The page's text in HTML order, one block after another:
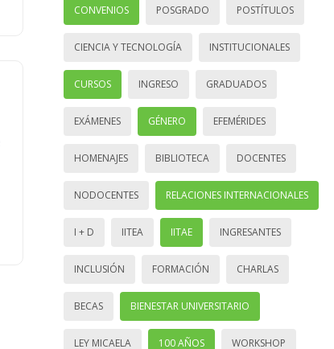
CONVENIOS POSGRADO POSTÍTULOS
CIENCIA Y TECNOLOGÍA INSTITUCIONALES
CURSOS INGRESO GRADUADOS
EXÁMENES GÉNERO EFEMÉRIDES
HOMENAJES BIBLIOTECA DOCENTES
NODOCENTES RELACIONES INTERNACIONALES
I + D IITEA IITAE INGRESANTES
INCLUSIÓN FORMACIÓN CHARLAS
BECAS BIENESTAR UNIVERSITARIO
LEY MICAELA 100 AÑOS WORKSHOP